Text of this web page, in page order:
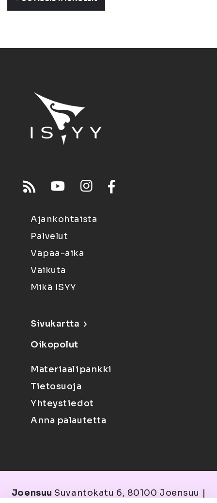
Ajankohtaista
Palvelut
Vapaa-aika
Vaikuta
Mikä ISYY
Sivukartta
Oikopolut
Materiaalipankki
Tietosuoja
Yhteystiedot
Anna palautetta
Joensuu Suvantokatu 6, 80100 Joensuu |